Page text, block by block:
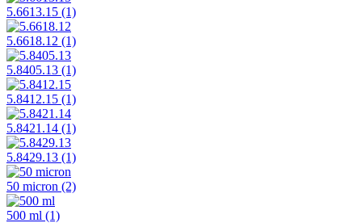
5.6613.15 (1)
5.6618.12 (1)
5.8405.13 (1)
5.8412.15 (1)
5.8421.14 (1)
5.8429.13 (1)
50 micron (2)
500 ml (1)